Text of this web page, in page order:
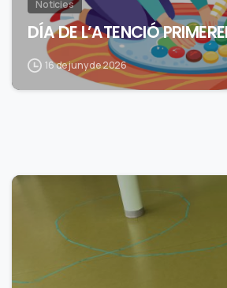
Noticies
DÍA DE L’ATENCIÓ
16 de juny de 2026